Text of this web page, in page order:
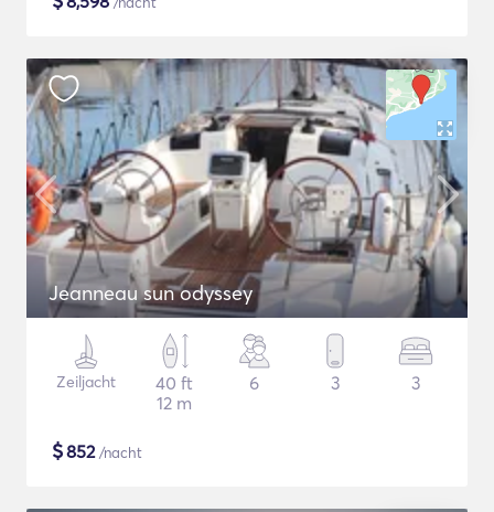
Jeanneau sun odyssey
Zeiljacht
40 ft
12 m
6 3 3
$852/nacht